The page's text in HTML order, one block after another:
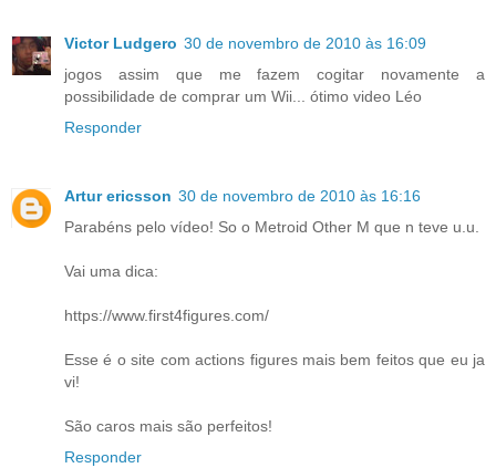
Victor Ludgero 30 de novembro de 2010 às 16:09
jogos assim que me fazem cogitar novamente a
possibilidade de comprar um Wii... ótimo video Léo
Responder
Artur ericsson 30 de novembro de 2010 às 16:16
Parabéns pelo vídeo! So o Metroid Other M que n teve u.u.
Vai uma dica:
https://www.first4figures.com/
Esse é o site com actions figures mais bem feitos que eu ja
vi!
São caros mais são perfeitos!
Responder